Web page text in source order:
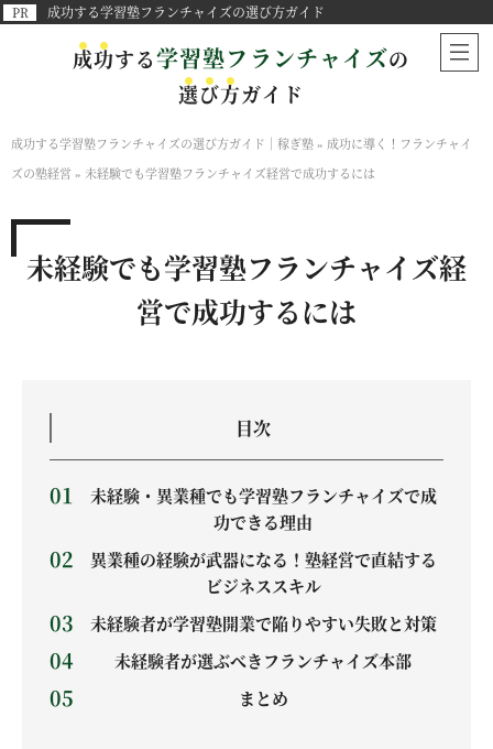
成功する学習塾フランチャイズの選び方ガイド
成功する学習塾フランチャイズの
選び方ガイド
成功する学習塾フランチャイズの選び方ガイド｜稼ぎ塾 » 成功に導く！フランチャイ
ズの塾経営 » 未経験でも学習塾フランチャイズ経営で成功するには
未経験でも学習塾フランチャイズ経
営で成功するには
目次
未経験・異業種でも学習塾フランチャイズで成
功できる理由
異業種の経験が武器になる！塾経営で直結する
ビジネススキル
未経験者が学習塾開業で陥りやすい失敗と対策
未経験者が選ぶべきフランチャイズ本部
まとめ